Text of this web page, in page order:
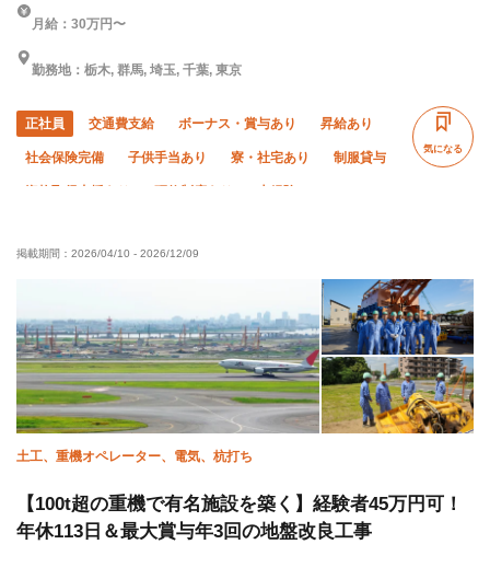
月給：30万円〜
勤務地：栃木, 群馬, 埼玉, 千葉, 東京
正社員 交通費支給 ボーナス・賞与あり 昇給あり
社会保険完備 子供手当あり 寮・社宅あり 制服貸与
残業月10時間以下 夏季休暇
気になる
掲載期間： 2026/04/10 - 2026/12/09
土工、重機オペレーター、電気、杭打ち
【100t超の重機で有名施設を築く】経験者45万円可！
年休113日＆最大賞与年3回の地盤改良工事